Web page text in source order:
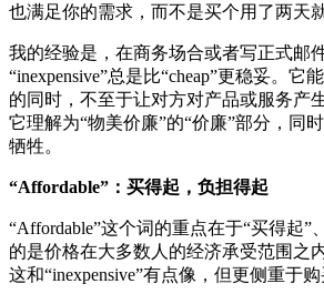
也满足你的需求，而不是买个用了两天
我的经验是，在商务场合或者写正式邮
“inexpensive”总是比“cheap”更稳妥。它
的同时，不至于让对方对产品或服务产
它理解为“物美价廉”的“价廉”部分，同
牺牲。
“Affordable”：买得起，负担得起
“Affordable”这个词的重点在于“买得起”
的是价格在大多数人的经济承受范围之
这和“inexpensive”有点像，但更侧重于